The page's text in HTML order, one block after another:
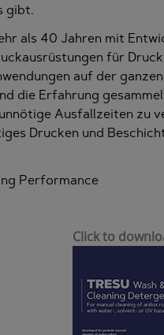
gibt.
als 40 Jahren mit
für
auf der
die Erfahrung
Ausfallzeiten zu
Drucken und
Performance
Click to